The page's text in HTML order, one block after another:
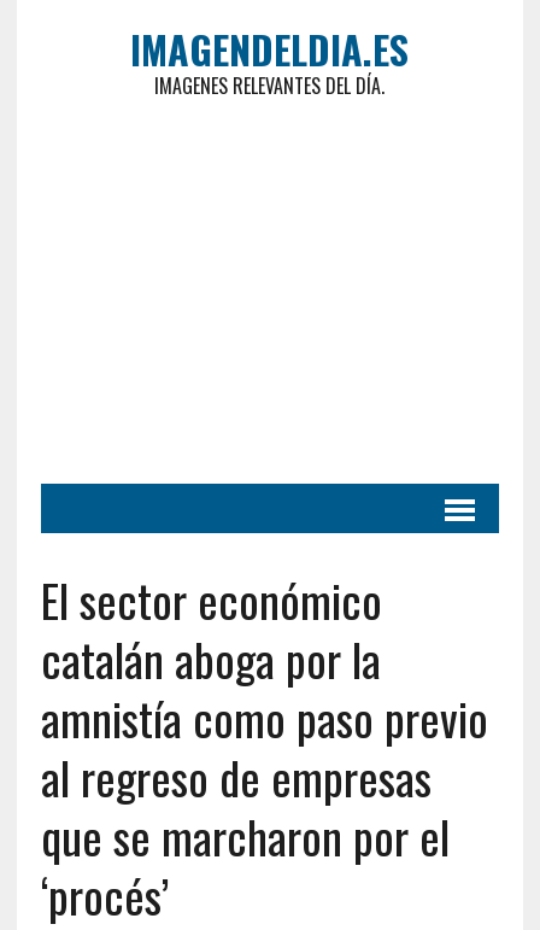
IMAGENDELDIA.ES
IMAGENES RELEVANTES DEL DÍA.
El sector económico
catalán aboga por la
amnistía como paso previo
al regreso de empresas
que se marcharon por el
‘procés’